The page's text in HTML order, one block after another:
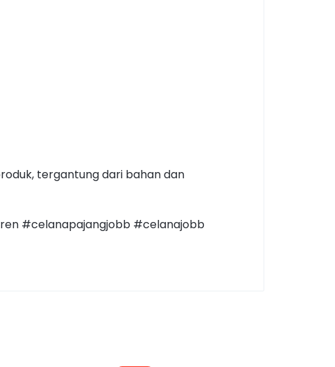
tergantung dari bahan dan
#celanapajangjobb #celanajobb